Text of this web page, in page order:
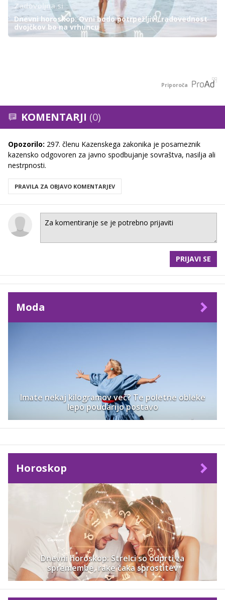
Zadovoljna.si
Dnevni horoskop: Ovni bodo potrpežljivi, radovednost
dvojčkov bo na vrhuncu
Priporoča
KOMENTARJI (0)
Opozorilo: 297. členu Kazenskega zakonika je posameznik
kazensko odgovoren za javno spodbujanje sovraštva, nasilja ali
nestrpnosti.
PRAVILA ZA OBJAVO KOMENTARJEV
PRIJAVI SE
Moda
Imate nekaj kilogramov več? Te poletne obleke
lepo poudarijo postavo
Horoskop
Dnevni horoskop: Strelci so odprti za
spremembe, rake čaka sprostitev